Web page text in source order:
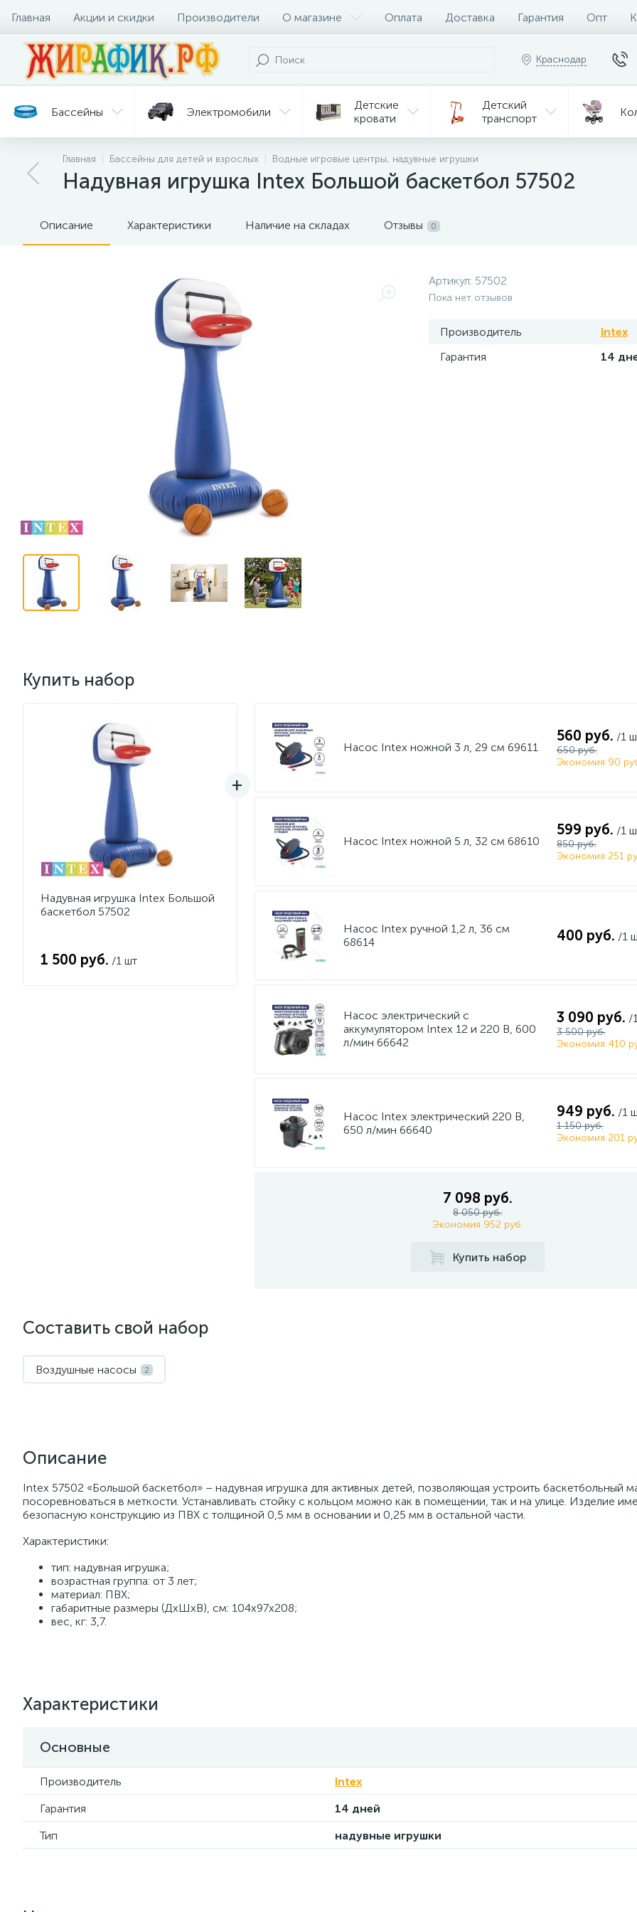
Главная Акции и скидки Производители О магазине Оплата Доставка Гарантия Опт
Краснодар
Бассейны Электромобили
Детские
кровати
Детский
транспорт
Батуты Велосипеды Мебель Игрушки
на р/у
и уход
горки
для кормления
Главная Бассейны для детей и взрослых Водные игровые центры, надувные игрушки
Надувная игрушка Intex Большой баскетбол 57502
Описание Характеристики Наличие на складах Отзывы 0
Артикул: 57502
Пока нет отзывов
Производитель
Intex
Гарантия
14
Купить набор
Надувная игрушка Intex Большой
баскетбол 57502
1 500 руб. /1 шт
Насос Intex ножной 3 л, 29 см 69611
560 руб. /1
650 руб.
Экономия 90
Насос Intex ножной 5 л, 32 см 68610
599 руб. /1
850 руб.
Экономия 251
Насос Intex ручной 1,2 л, 36 см
68614
400 руб. /1
Насос электрический с
аккумулятором Intex 12 и 220 В, 600
л/мин 66642
3 090 руб. /
3 500 руб.
Экономия 410
Насос Intex электрический 220 В,
650 л/мин 66640
949 руб. /1
1 150 руб.
Экономия 201
7 098 руб.
8 050 руб.
Экономия 952 руб.
Купить набор
Составить свой набор
Воздушные насосы 2
Описание
Intex 57502 «Большой баскетбол» – надувная игрушка для активных детей, позволяющая устроить баскетбольный
посоревноваться в меткости. Устанавливать стойку с кольцом можно как в помещении, так и на улице. Изделие
безопасную конструкцию из ПВХ с толщиной 0,5 мм в основании и 0,25 мм в остальной части.
Характеристики:
тип: надувная игрушка;
возрастная группа: от 3 лет;
материал: ПВХ;
габаритные размеры (ДхШхВ), см: 104x97x208;
вес, кг: 3,7.
Характеристики
Основные
Производитель
Intex
Гарантия
14 дней
Тип
надувные игрушки